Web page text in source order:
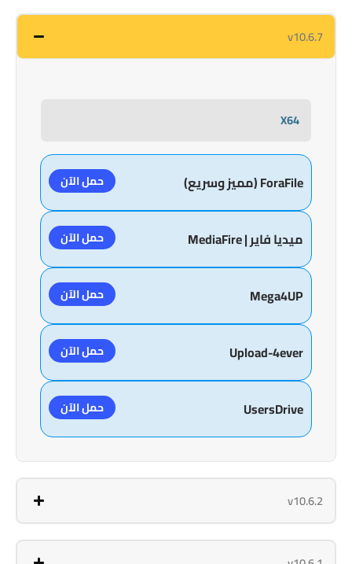
v10.6.7
X64
ForaFile (مميز وسريع) حمل الآن
ميديا فاير | MediaFire حمل الآن
Mega4UP حمل الآن
Upload-4ever حمل الآن
UsersDrive حمل الآن
v10.6.2